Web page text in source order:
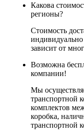
Какова
регионы?
Стоимость
индивидуально
зависит от
Возможна
компании!
Мы
транспортной
комплектов
коробка,
транспортной